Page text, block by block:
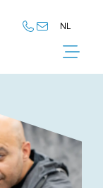
NL
NL